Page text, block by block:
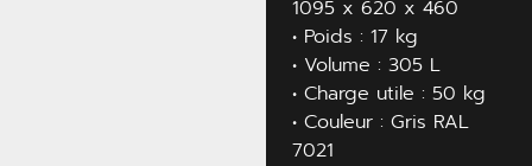
1095 x 620 x 460
• Poids : 17 kg
• Volume : 305 L
• Charge utile : 50 kg
• Couleur : Gris RAL
7021